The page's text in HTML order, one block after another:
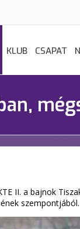
KLUB CSAPAT
II. a bajnok
szempontjából.